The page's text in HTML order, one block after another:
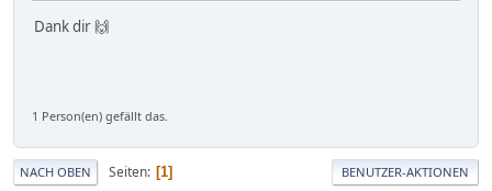
Dank dir 🙌
1 Person(en) gefällt das.
NACH OBEN Seiten 1 BENUTZER-AKTIONEN